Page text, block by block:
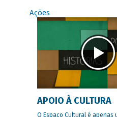
Ações
APOIO À CULTURA
O Espaço Cultural é apenas